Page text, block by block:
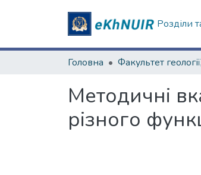
Розділи
Головна
Методичні
різного